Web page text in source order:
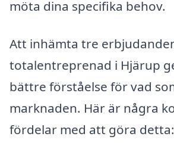
möta dina specifika behov.
Att inhämta tre
totalentreprenad i Hjärup
bättre förståelse för vad
marknaden. Här är några
fördelar med att göra detta: